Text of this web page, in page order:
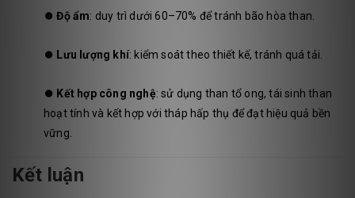
⏺️Độ ẩm: duy trì dưới 60–70% để tránh bão hòa than.
⏺️ Lưu lượng khí: kiểm soát theo thiết kế, tránh quá tải.
⏺️ Kết hợp công nghệ: sử dụng than tổ ong, tái sinh than
hoạt tính và kết hợp với tháp hấp thụ để đạt hiệu quả bền
vững.
Kết luận